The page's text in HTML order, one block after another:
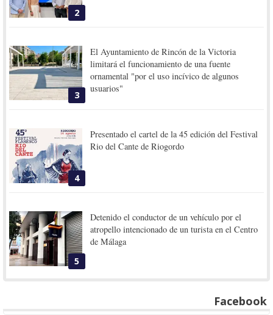
2
3
El Ayuntamiento de Rincón de la Victoria
limitará el funcionamiento de una fuente
ornamental "por el uso incívico de algunos
usuarios"
4
Presentado el cartel de la 45 edición del Festival
Rio del Cante de Riogordo
5
Detenido el conductor de un vehículo por el
atropello intencionado de un turista en el Centro
de Málaga
Facebook